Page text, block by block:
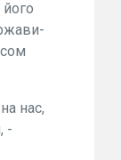
його
нас,
-